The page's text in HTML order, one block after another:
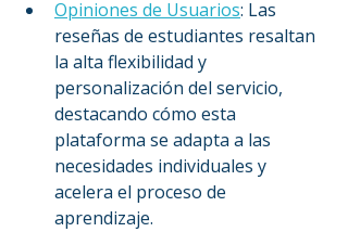
Opiniones de Usuarios: Las
reseñas de estudiantes resaltan
la alta flexibilidad y
personalización del servicio,
destacando cómo esta
plataforma se adapta a las
necesidades individuales y
acelera el proceso de
aprendizaje.